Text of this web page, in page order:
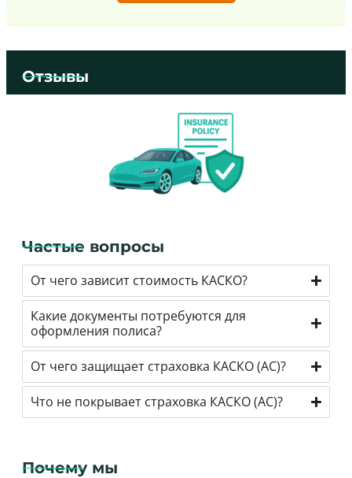
Отзывы
Частые вопросы
От чего зависит стоимость КАСКО?
Какие документы потребуются для
оформления полиса?
От чего защищает страховка КАСКО (AC)?
Что не покрывает страховка КАСКО (AC)?
Почему мы